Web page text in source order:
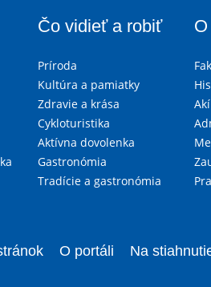
Čo vidieť a robiť
Príroda
Kultúra a pamiatky
Zdravie a krása
Cykloturistika
Aktívna dovolenka
Gastronómia
Tradície a gastronómia
O portáli Na